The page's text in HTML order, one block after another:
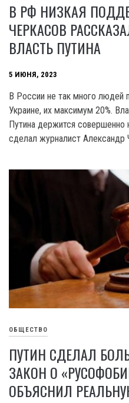
В РФ НИЗКАЯ
ЧЕРКАСОВ
ВЛАСТЬ ПУТИНА
5 ИЮНЯ, 2023
В России не так много людей
Украине, их максимум 20%.
Путина держится совершенно
сделал журналист Александр
ОБЩЕСТВО
ПУТИН СДЕЛАЛ
ЗАКОН О
ОБЪЯСНИЛ